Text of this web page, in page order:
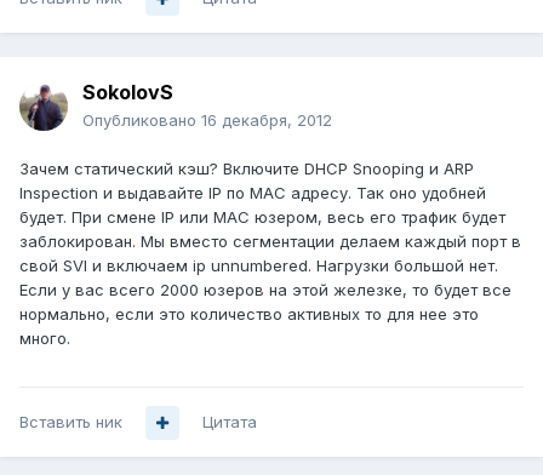
SokolovS
Опубликовано 16 декабря, 2012
Зачем статический кэш? Включите DHCP Snooping и ARP
Inspection и выдавайте IP по MAC адресу. Так оно удобней
будет. При смене IP или MAC юзером, весь его трафик будет
заблокирован. Мы вместо сегментации делаем каждый порт в
свой SVI и включаем ip unnumbered. Нагрузки большой нет.
Если у вас всего 2000 юзеров на этой железке, то будет все
нормально, если это количество активных то для нее это
много.
Вставить ник Цитата